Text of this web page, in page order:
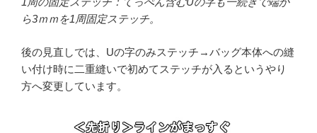
ら3ｍｍを1周固定ステッチ。
後の見直しでは、Uの字のみステッチ→バッグ本体への縫
い付け時に二重縫いで初めてステッチが入るというやり
方へ変更しています。